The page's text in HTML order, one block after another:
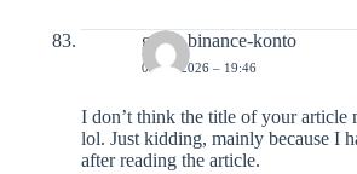
gratis binance-konto
07-02-2026 – 19:46
I don’t think the title of your article
lol. Just kidding, mainly because I
after reading the article.